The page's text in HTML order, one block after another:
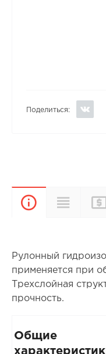
Поделиться:
Описание
Рулонный
применяется при
Трехслойная
прочность.
Общие